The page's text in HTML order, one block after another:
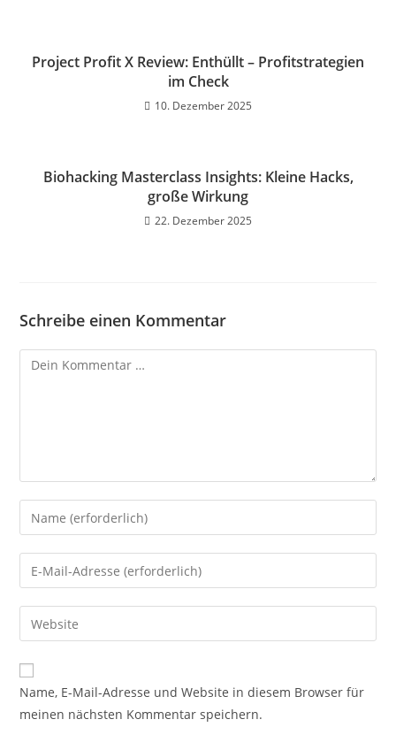
Project Profit X Review: Enthüllt – Profitstrategien
im Check
10. Dezember 2025
Biohacking Masterclass Insights: Kleine Hacks,
große Wirkung
22. Dezember 2025
Schreibe einen Kommentar
Kommentar
Gib
deinen
Namen
oder
zum
Kommentieren
ein
Gib
deine
E-
Mail-
zum
Kommentieren
ein
Gib
deine
Website-
URL
Name, E-Mail-Adresse und Website in diesem Browser für
meinen nächsten Kommentar speichern.